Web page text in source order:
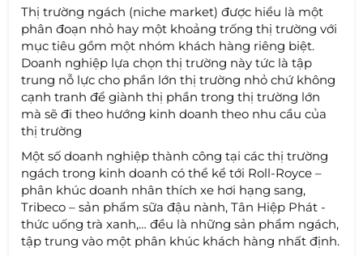
Thị trường ngách (niche market) được hiểu là một
phân đoạn nhỏ hay một khoảng trống thị trường với
mục tiêu gồm một nhóm khách hàng riêng biệt.
Doanh nghiệp lựa chọn thị trường này tức là tập
trung nỗ lực cho phần lớn thị trường nhỏ chứ không
cạnh tranh để giành thị phần trong thị trường lớn
mà sẽ đi theo hướng kinh doanh theo nhu cầu của
thị trường
Một số doanh nghiệp thành công tại các thị trường
ngách trong kinh doanh có thể kể tới Roll-Royce –
phân khúc doanh nhân thích xe hơi hạng sang,
Tribeco – sản phẩm sữa đậu nành, Tân Hiệp Phát -
thức uống trà xanh,… đều là những sản phẩm ngách,
tập trung vào một phân khúc khách hàng nhất định.